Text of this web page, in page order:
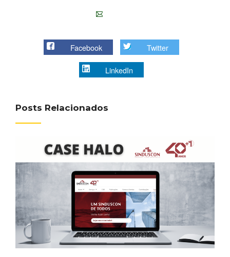
Facebook Twitter
LinkedIn
Posts Relacionados